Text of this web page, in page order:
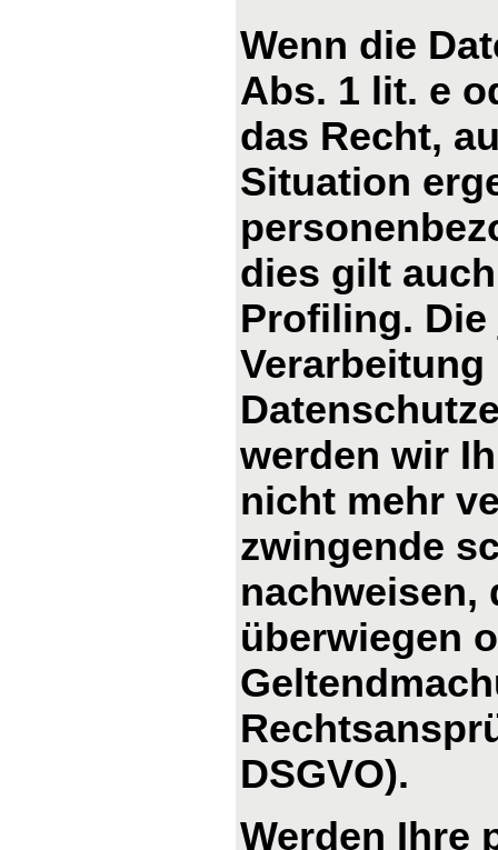
Wenn die
Abs. 1 lit. e
das Recht,
Situation
dies gilt
Profiling.
werden wir
nicht mehr
zwingende
nachweisen,
überwiegen
DSGVO).
Werden Ihre